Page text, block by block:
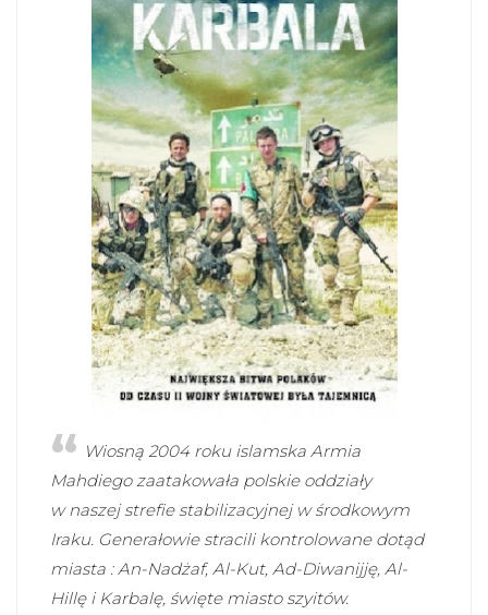
Wiosną 2004 roku islamska Armia
Mahdiego zaatakowała polskie oddziały
w naszej strefie stabilizacyjnej w środkowym
Iraku. Generałowie stracili kontrolowane dotąd
miasta : An-Nadżaf, Al-Kut, Ad-Diwanijję, Al-
Hillę i Karbalę, święte miasto szyitów.